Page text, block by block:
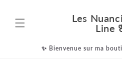
au
contenu
Les
Line
✨ Bienvenue sur ma